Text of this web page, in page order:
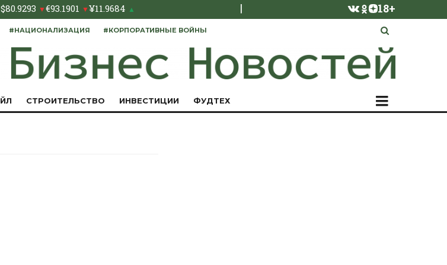
$80.9293 ▼€93.1901 ▼¥11.9684 ▲ | 18+
#НАЦИОНАЛИЗАЦИЯ #КОРПОРАТИВНЫЕ ВОЙНЫ
СТРОИТЕЛЬСТВО ИНВЕСТИЦИИ ФУДТЕХ